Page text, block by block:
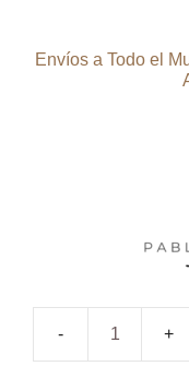
Envíos a Todo el